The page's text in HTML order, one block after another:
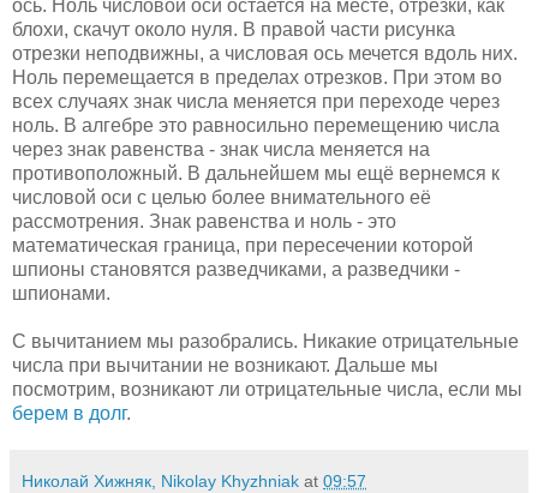
ось. Ноль числовой оси остается на месте, отрезки, как
блохи, скачут около нуля. В правой части рисунка
отрезки неподвижны, а числовая ось мечется вдоль них.
Ноль перемещается в пределах отрезков. При этом во
всех случаях знак числа меняется при переходе через
ноль. В алгебре это равносильно перемещению числа
через знак равенства - знак числа меняется на
противоположный. В дальнейшем мы ещё вернемся к
числовой оси с целью более внимательного её
рассмотрения. Знак равенства и ноль - это
математическая граница, при пересечении которой
шпионы становятся разведчиками, а разведчики -
шпионами.
С вычитанием мы разобрались. Никакие отрицательные
числа при вычитании не возникают. Дальше мы
посмотрим, возникают ли отрицательные числа, если мы
берем в долг.
Николай Хижняк, Nikolay Khyzhniak at 09:57